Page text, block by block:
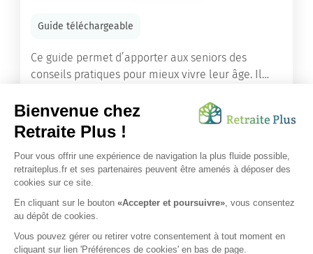
Guide téléchargeable
Ce guide permet d’apporter aux seniors des
conseils pratiques pour mieux vivre leur âge. Il
améliorer sa santé grâce à l’alimentation...
Lire l'article
Vous avez besoin d’une aide de nos équipes ?
Obtenir les tarifs & disponibilités